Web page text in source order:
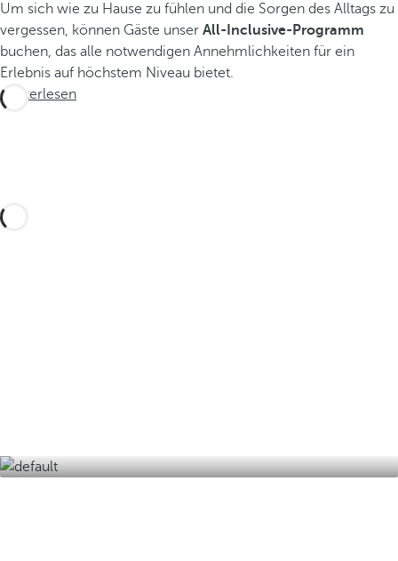
Um sich wie zu Hause zu fühlen und die Sorgen des Alltags zu
vergessen, können Gäste unser All-Inclusive-Programm
buchen, das alle notwendigen Annehmlichkeiten für ein
Erlebnis auf höchstem Niveau bietet.
Weiterlesen